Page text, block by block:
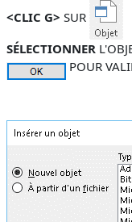
<CLIC G> SUR
SÉLECTIONNER
POUR